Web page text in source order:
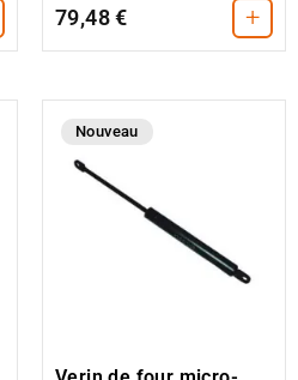
79,48 € +
Nouveau